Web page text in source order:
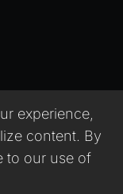
experience,
content. By
to our use of